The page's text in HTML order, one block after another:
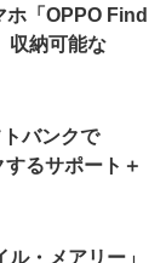
ホ「OPPO Find
収納可能な
バンクで
るサポート＋
・メアリー」